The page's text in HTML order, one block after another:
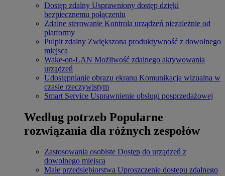
Dostęp zdalny Usprawniony dostęp dzięki
bezpiecznemu połączeniu
Zdalne sterowanie Kontrola urządzeń niezależnie od
platformy
Pulpit zdalny Zwiększona produktywność z dowolnego
miejsca
Wake-on-LAN Możliwość zdalnego aktywowania
urządzeń
Udostępnianie obrazu ekranu Komunikacja wizualna w
czasie rzeczywistym
Smart Service Usprawnienie obsługi posprzedażowej
Według potrzeb Popularne
rozwiązania dla różnych zespołów
Zastosowania osobiste Dostęp do urządzeń z
dowolnego miejsca
Małe przedsiębiorstwa Uproszczenie dostępu zdalnego